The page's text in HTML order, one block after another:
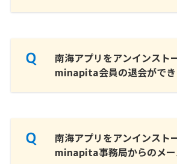
南海アプリをアンインスト
minapita会員の退会ができ
南海アプリをアンインスト
minapita事務局からのメー